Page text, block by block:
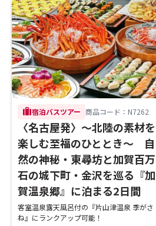
trip宿泊バスツアー 商品コード：N7262
〈名古屋発〉～北陸の素材を
楽しむ至福のひととき～ 自
然の神秘・東尋坊と加賀百万
石の城下町・金沢を巡る『加
賀温泉郷』に泊まる2日間
客室温泉露天風呂付の『片山津温泉 季がさ
ね』にランクアップ可能！